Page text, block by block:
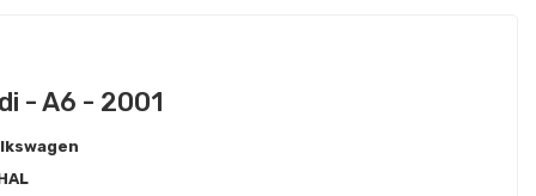
- A6 - 2001